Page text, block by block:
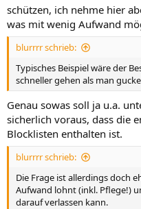
schützen, ich nehme hier
was mit wenig Aufwand
blurrrr schrieb:
Typisches Beispiel wäre der
schneller gehen als man
Genau sowas soll ja u.a.
sicherlich voraus, dass die
Blocklisten enthalten ist.
blurrrr schrieb:
Die Frage ist allerdings doch
Aufwand lohnt (inkl. Pflege!)
darauf verlassen kann.